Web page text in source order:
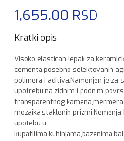
1,655.00 RSD
Kratki opis
Visoko elastican lepak za
cementa,posebno selektovanih
polimera i aditiva.Namenjen je za
upotrebu,na zidnim i podnim
transparentnog
mozaika,staklenih
upotebu u